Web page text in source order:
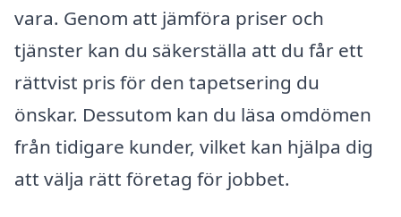
vara. Genom att jämföra priser och
tjänster kan du säkerställa att du får ett
rättvist pris för den tapetsering du
önskar. Dessutom kan du läsa omdömen
från tidigare kunder, vilket kan hjälpa dig
att välja rätt företag för jobbet.